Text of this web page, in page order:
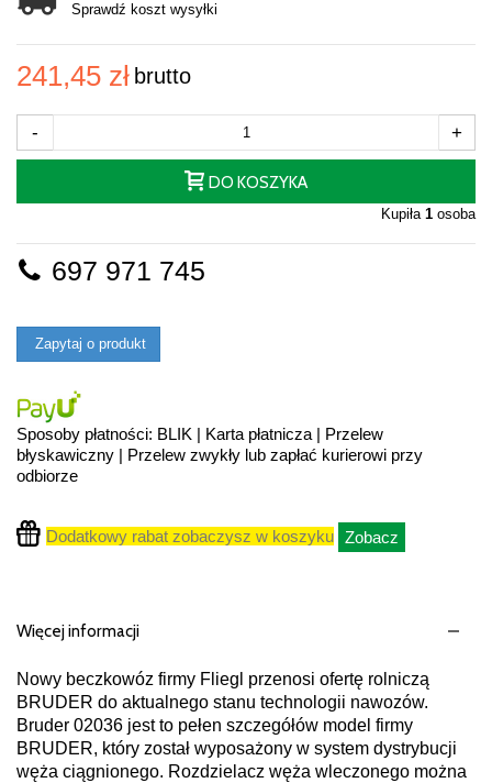
Sprawdź koszt wysyłki
241,45 zł brutto
- +
DO KOSZYKA
Kupiła 1 osoba
697 971 745
Zapytaj o produkt
Sposoby płatności: BLIK | Karta płatnicza | Przelew
błyskawiczny | Przelew zwykły lub zapłać kurierowi przy
odbiorze
Dodatkowy rabat zobaczysz w koszyku Zobacz
Więcej informacji
Nowy beczkowóz firmy Fliegl przenosi ofertę rolniczą
BRUDER do aktualnego stanu technologii nawozów.
Bruder 02036 jest to pełen szczegółów model firmy
BRUDER, który został wyposażony w system dystrybucji
węża ciągnionego. Rozdzielacz węża wleczonego można